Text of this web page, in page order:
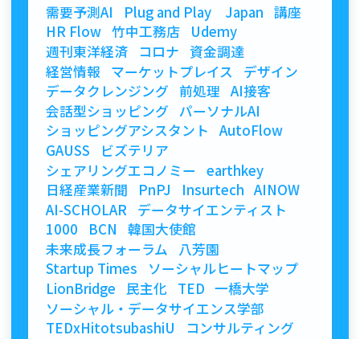
需要予測AI
Plug and Play Japan 講座
HR Flow 竹中工務店
Udemy
週刊東洋経済
コロナ
資金調達
経営情報
マーケットプレイス
デザイン
データクレンジング 前処理 AI接客
会話型ショッピング
パーソナルAI
ショッピングアシスタント
AutoFlow
GAUSS
ビズテリア
シェアリングエコノミー
earthkey
日経産業新聞
PnPJ Insurtech AINOW
AI-SCHOLAR
データサイエンティスト
1000
BCN
韓国大使館
未来成長フォーラム
八芳園
Startup Times
ソーシャルヒートマップ
LionBridge 民主化 TED 一橋大学
ソーシャル・データサイエンス学部
TEDxHitotsubashiU
コンサルティング